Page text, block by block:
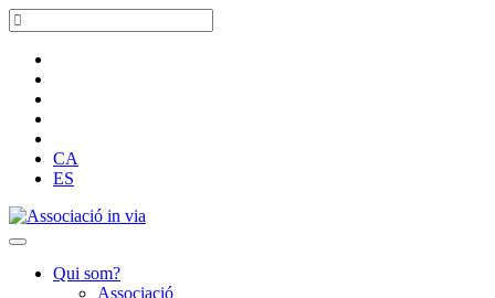
CA
ES
Qui som?
Associació